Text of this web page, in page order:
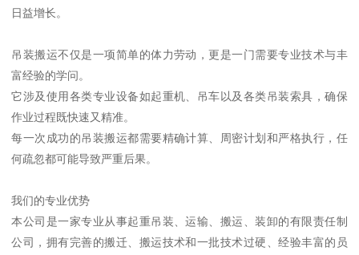
日益增长。
吊装搬运不仅是一项简单的体力劳动，更是一门需要专业技术与丰
富经验的学问。
它涉及使用各类专业设备如起重机、吊车以及各类吊装索具，确保
作业过程既快速又精准。
每一次成功的吊装搬运都需要精确计算、周密计划和严格执行，任
何疏忽都可能导致严重后果。
我们的专业优势
本公司是一家专业从事起重吊装、运输、搬运、装卸的有限责任制
公司，拥有完善的搬迁、搬运技术和一批技术过硬、经验丰富的员